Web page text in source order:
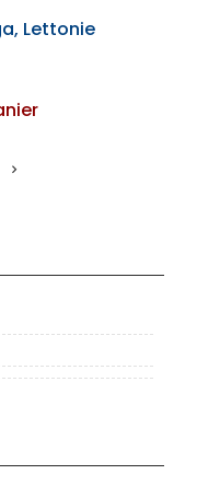
Lettonie